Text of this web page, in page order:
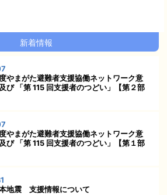
新着情報
やまがた避難者支援協働ネットワーク意
び 「第 115 回支援者のつどい」【第２部
やまがた避難者支援協働ネットワーク意
び 「第 115 回支援者のつどい」【第１部
地震 支援情報について